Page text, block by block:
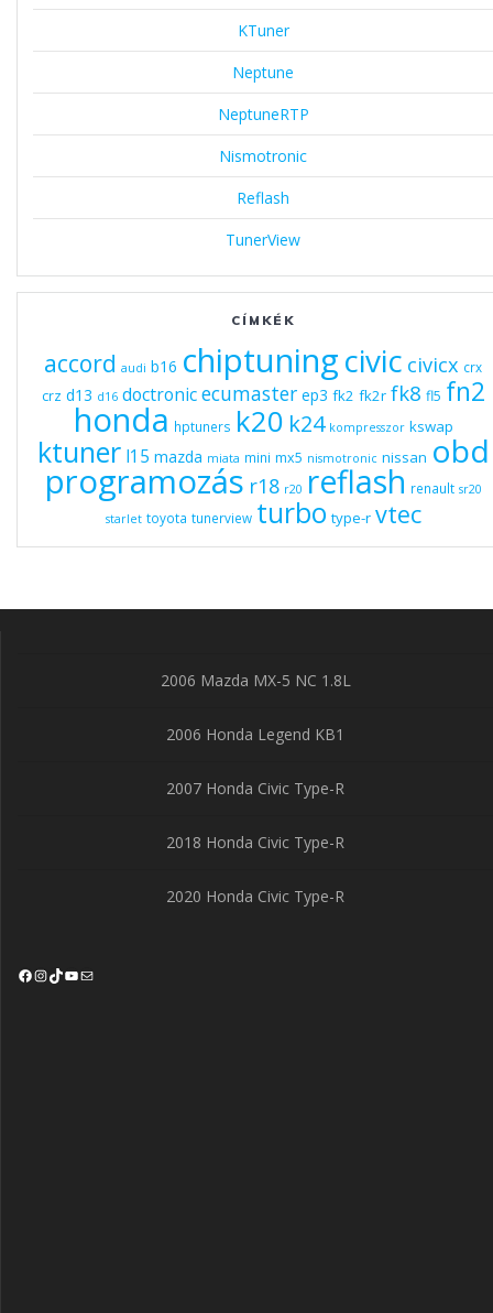
KTuner
Neptune
NeptuneRTP
Nismotronic
Reflash
TunerView
CÍMKÉK
accord audi b16 chiptuningcivic civicx crx
crz d13 d16 doctronic ecumaster ep3 fk2 fk2r fk8 fl5 fn2
honda hptuners k20 k24 kompresszor kswap
ktuner l15 mazda miata mini mx5 nismotronic nissan obd
programozás r18 r20 reflash renault sr20
starlet toyota tunerview turbo type-r vtec
2006 Mazda MX-5 NC 1.8L
2006 Honda Legend KB1
2007 Honda Civic Type-R
2018 Honda Civic Type-R
2020 Honda Civic Type-R
Facebook
Instagram
TikTok
YouTube
Mail